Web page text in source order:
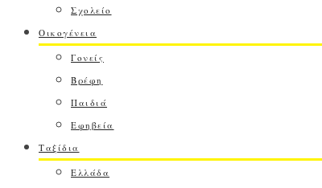
Σχολείο
Οικογένεια
Γονείς
Βρέφη
Παιδιά
Εφηβεία
Ταξίδια
Ελλάδα